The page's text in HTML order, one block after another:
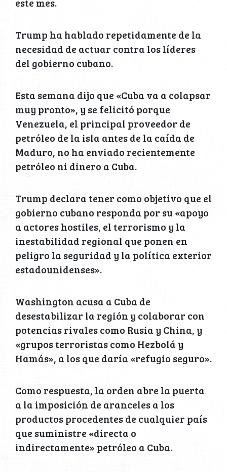
Trump ha hablado repetidamente de la
necesidad de actuar contra los líderes
del gobierno cubano.
Esta semana dijo que «Cuba va a colapsar
muy pronto», y se felicitó porque
Venezuela, el principal proveedor de
petróleo de la isla antes de la caída de
Maduro, no ha enviado recientemente
petróleo ni dinero a Cuba.
Trump declara tener como objetivo que el
gobierno cubano responda por su «apoyo
a actores hostiles, el terrorismo y la
inestabilidad regional que ponen en
peligro la seguridad y la política exterior
estadounidenses».
Washington acusa a Cuba de
desestabilizar la región y colaborar con
potencias rivales como Rusia y China, y
«grupos terroristas como Hezbolá y
Hamás», a los que daría «refugio seguro».
Como respuesta, la orden abre la puerta
a la imposición de aranceles a los
productos procedentes de cualquier país
que suministre «directa o
indirectamente» petróleo a Cuba.